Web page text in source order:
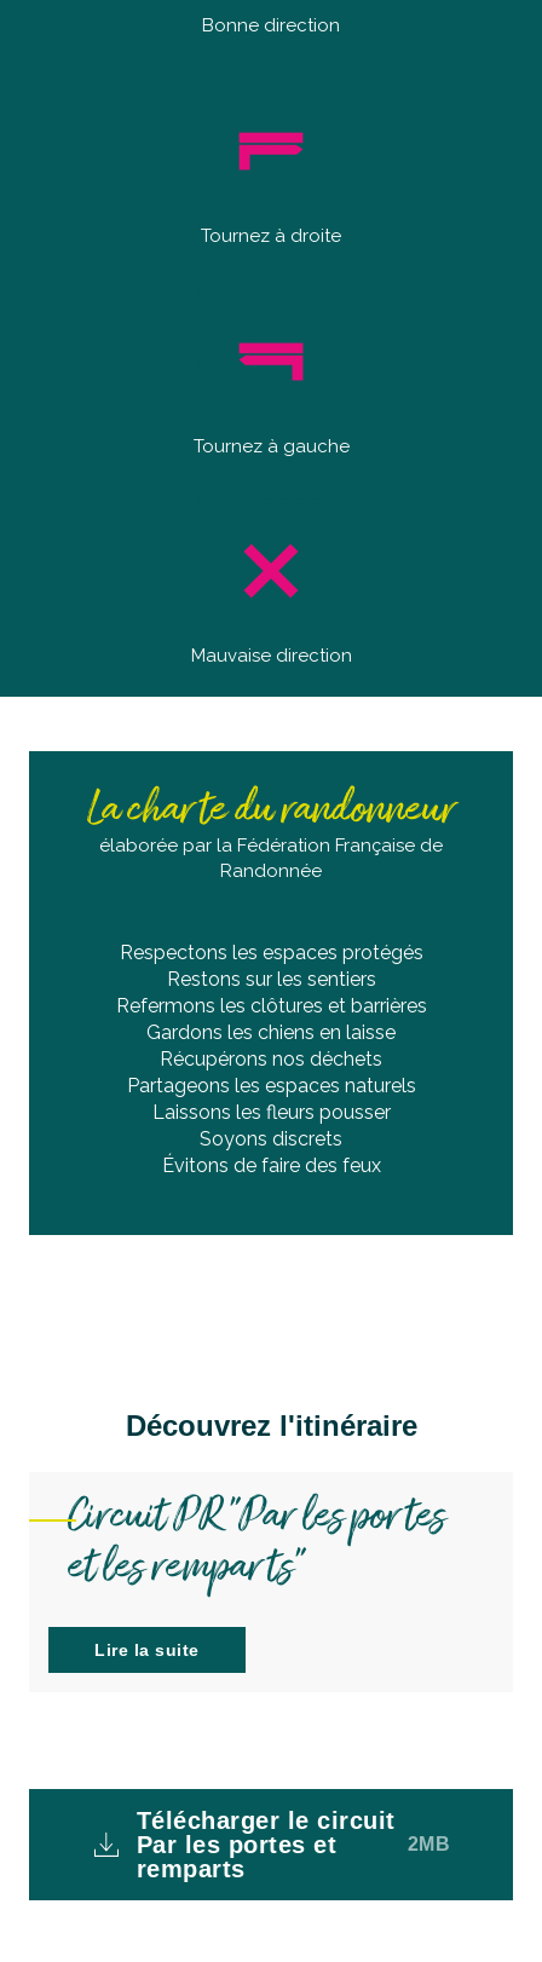
Bonne direction
Tournez à droite
Tournez à gauche
Mauvaise direction
La charte du randonneur
élaborée par la Fédération Française de
Randonnée
Respectons les espaces protégés
Restons sur les sentiers
Refermons les clôtures et barrières
Gardons les chiens en laisse
Récupérons nos déchets
Partageons les espaces naturels
Laissons les fleurs pousser
Soyons discrets
Évitons de faire des feux
Découvrez l'itinéraire
Circuit PR "Par les portes
et les remparts"
Lire la suite
Télécharger le circuit
Par les portes et
remparts
2MB